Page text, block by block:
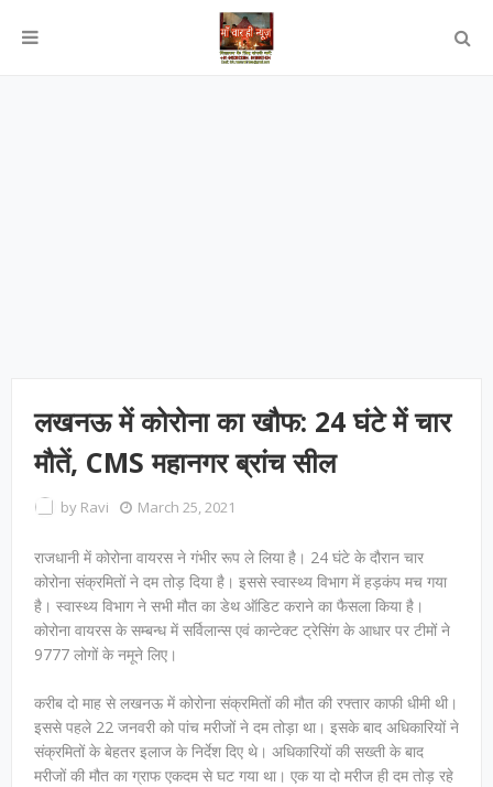
लखनऊ में कोरोना का खौफ: 24 घंटे में चार
मौतें, CMS महानगर ब्रांच सील
by Ravi March 25, 2021
राजधानी में कोरोना वायरस ने गंभीर रूप ले लिया है। 24 घंटे के दौरान चार
कोरोना संक्रमितों ने दम तोड़ दिया है। इससे स्वास्थ्य विभाग में हड़कंप मच गया
है। स्वास्थ्य विभाग ने सभी मौत का डेथ ऑडिट कराने का फैसला किया है।
कोरोना वायरस के सम्बन्ध में सर्विलान्स एवं कान्टेक्ट ट्रेसिंग के आधार पर टीमों ने
9777 लोगों के नमूने लिए।
करीब दो माह से लखनऊ में कोरोना संक्रमितों की मौत की रफ्तार काफी धीमी थी।
इससे पहले 22 जनवरी को पांच मरीजों ने दम तोड़ा था। इसके बाद अधिकारियों ने
संक्रमितों के बेहतर इलाज के निर्देश दिए थे। अधिकारियों की सख्ती के बाद
मरीजों की मौत का ग्राफ एकदम से घट गया था। एक या दो मरीज ही दम तोड़ रहे